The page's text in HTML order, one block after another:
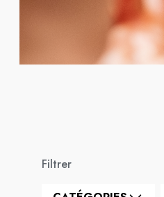
Filtrer